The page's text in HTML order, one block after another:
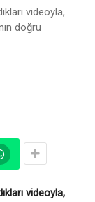
videoyla,
doğru
videoyla,